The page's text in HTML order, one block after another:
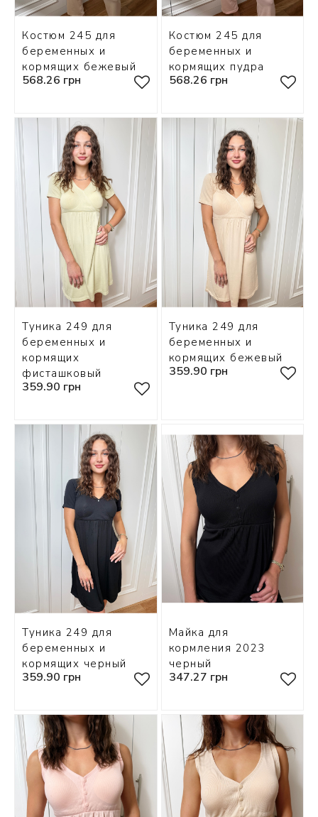
Костюм 245 для
беременных и
кормящих бежевый
568.26 грн
Костюм 245 для
беременных и
кормящих пудра
568.26 грн
Туника 249 для
беременных и
кормящих
фисташковый
359.90 грн
Туника 249 для
беременных и
кормящих бежевый
359.90 грн
Туника 249 для
беременных и
кормящих черный
359.90 грн
Майка для
кормления 2023
черный
347.27 грн